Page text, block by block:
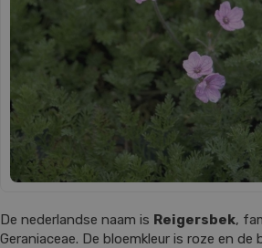
De nederlandse naam is Reigersbek,
Geraniaceae. De bloemkleur is roze en de